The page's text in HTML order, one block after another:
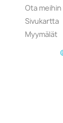
Ota
Sivukartta
Myymälät